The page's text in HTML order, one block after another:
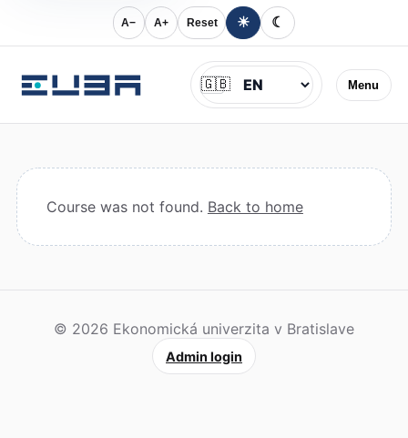
A− A+ Reset ☀ ☾
Menu
Jazyk
🇬🇧
Course was not found. Back to home
© 2026 Ekonomická univerzita v Bratislave
Admin login